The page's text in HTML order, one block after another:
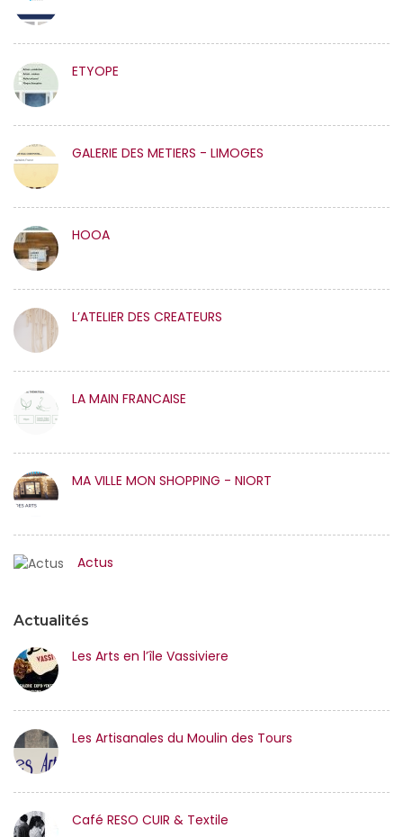
ETYOPE
GALERIE DES METIERS - LIMOGES
HOOA
L’ATELIER DES CREATEURS
LA MAIN FRANCAISE
MA VILLE MON SHOPPING - NIORT
Actus
Actualités
Les Arts en l’île Vassiviere
Les Artisanales du Moulin des Tours
Café RESO CUIR & Textile